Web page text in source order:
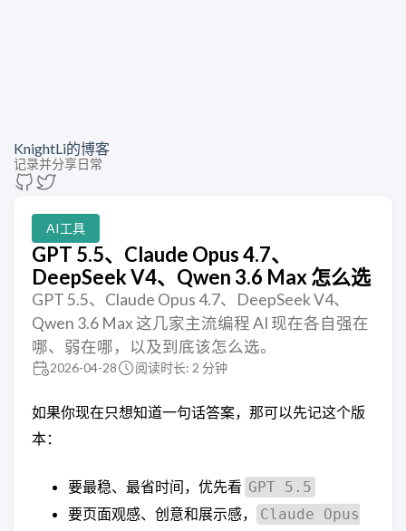
KnightLi的博客
记录并分享日常
AI工具
GPT 5.5、Claude Opus 4.7、
DeepSeek V4、Qwen 3.6 Max 怎么选
GPT 5.5、Claude Opus 4.7、DeepSeek V4、
Qwen 3.6 Max 这几家主流编程 AI 现在各自强在
哪、弱在哪，以及到底该怎么选。
2026-04-28 阅读时长: 2 分钟
如果你现在只想知道一句话答案，那可以先记这个版
本：
要最稳、最省时间，优先看 GPT 5.5
要页面观感、创意和展示感，
Claude Opus